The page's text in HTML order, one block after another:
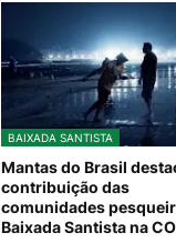
BAIXADA SANTISTA
Mantas do Brasil
contribuição das
comunidades
Baixada Santista na